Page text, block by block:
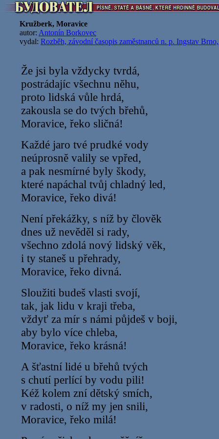
Kružberk, Moravice
autor: Antonín Borkovec
vydal: Rozběh, závodní časopis zaměstnanců n. p. Ingstav
Že jsi byla vždycky tvrdá,
postrádajíc všechnu něhu,
proto lidská vůle hrdá,
zakousla se do tvých břehů,
Moravice, řeko sličná!
Každé jaro tvé prudké vody
neúprosně valily se vpřed,
a pak nesmírné byly škody,
které napáchal tvůj chladný led,
Moravice, řeko divá!
Není překážky, s níž by člověk
dnes už nevěděl si rady,
všechno zdolá nový lidský věk,
i ty staneš u přehrady,
Moravice, řeko divná.
Sloužiti budeš vlasti svojí,
tak, jak lidu v kraji třeba,
vždyť za mír s námi půjdeš v boji,
aby bylo více chleba,
Moravice, řeko krásná!
A šťastní lidé u břehů tvých
s chutí perlící by vodu pili!
Kéž kolem zní dětský smích,
v radosti, o níž my jen snili,
Moravice, řeko milá!